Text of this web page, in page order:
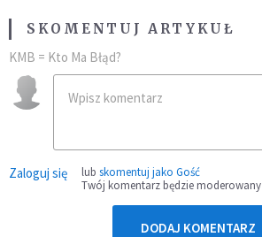
SKOMENTUJ ARTYKUŁ
KMB = Kto Ma Błąd?
Zaloguj się lub skomentuj jako Gość
Twój komentarz będzie moderowany
DODAJ KOMENTARZ